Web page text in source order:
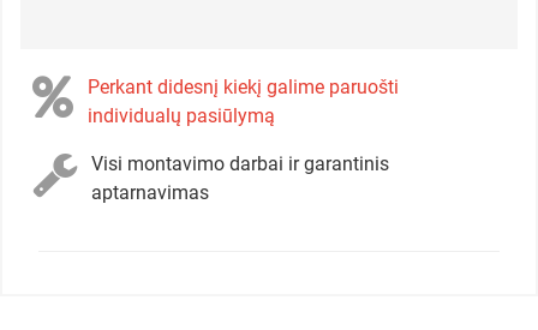
Perkant didesnį kiekį galime paruošti
individualų pasiūlymą
Visi montavimo darbai ir garantinis
aptarnavimas